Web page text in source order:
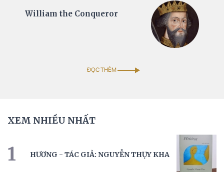
William the Conqueror
ĐỌC THÊM
XEM NHIỀU NHẤT
1 HƯƠNG - TÁC GIẢ: NGUYỄN THỤY KHA